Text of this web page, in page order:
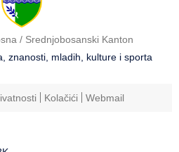
/ Srednjobosanski Kanton
znanosti, mladih, kulture i sporta
Kolačići Webmail